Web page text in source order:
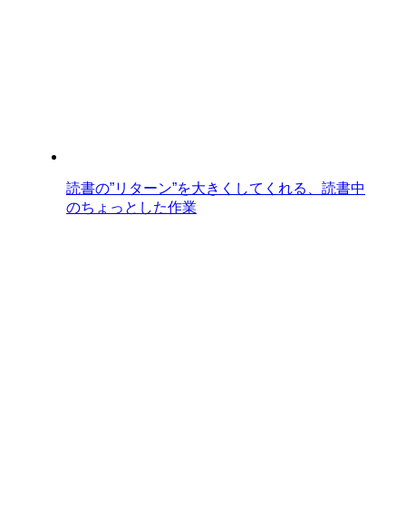
読書の”リターン”を大きくしてくれる、読書中
のちょっとした作業